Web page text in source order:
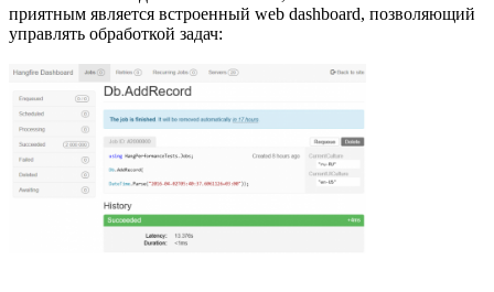
приятным является встроенный web dashboard, позволяющий
управлять обработкой задач: